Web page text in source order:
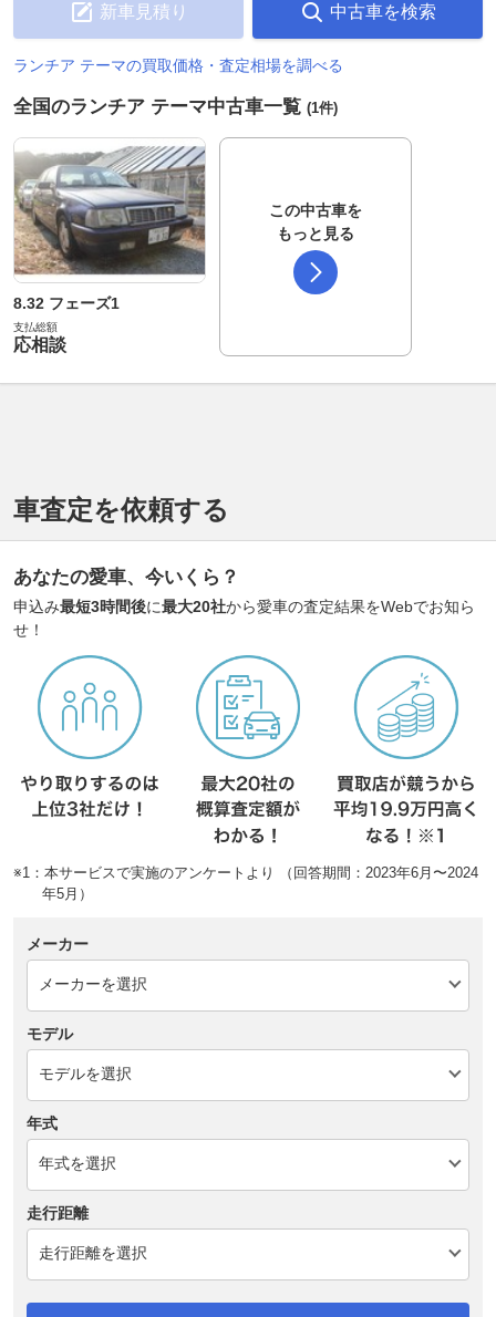
新車見積り 中古車を検索
ランチア テーマの買取価格・査定相場を調べる
全国のランチア テーマ中古車一覧 (1件)
8.32 フェーズ1
支払総額
応相談
この中古車を
もっと見る
車査定を依頼する
あなたの愛車、今いくら？
申込み最短3時間後に最大20社から愛車の査定結果をWebでお知ら
せ！
※1：本サービスで実施のアンケートより （回答期間：2023年6月〜2024
年5月）
メーカー
モデル
年式
走行距離